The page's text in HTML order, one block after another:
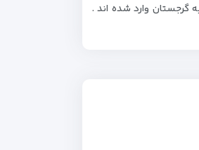
های ان افزایش پیدا میکند به طوری که سال 2015 حدودا 15 میلیون گردشگر به گرجستان وارد شده اند .